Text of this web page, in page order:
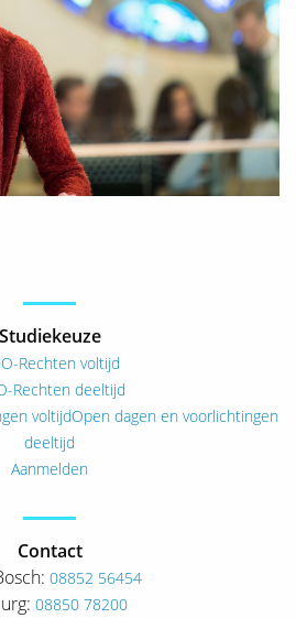
Studiekeuze
Rechten voltijd
Rechten deeltijd
voltijdOpen dagen en voorlichtingen
deeltijd
Aanmelden
Contact
08852 56454
08850 78200